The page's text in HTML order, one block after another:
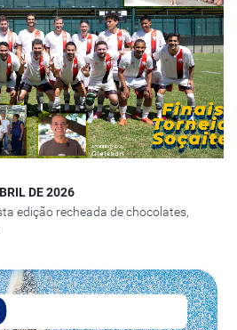
DE 2026
edição recheada de chocolates,